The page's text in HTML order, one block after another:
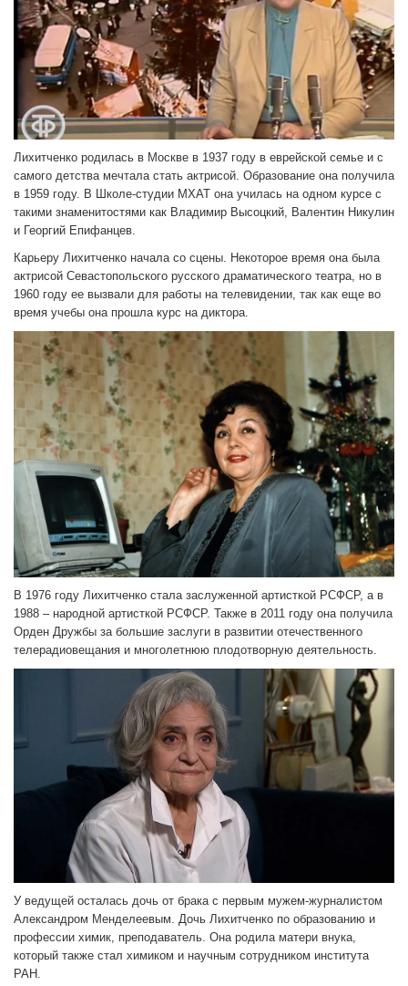
Лихитченко родилась в Москве в 1937 году в еврейской семье и с
самого детства мечтала стать актрисой. Образование она получила
в 1959 году. В Школе-студии МХАТ она училась на одном курсе с
такими знаменитостями как Владимир Высоцкий, Валентин Никулин
и Георгий Епифанцев.
Карьеру Лихитченко начала со сцены. Некоторое время она была
актрисой Севастопольского русского драматического театра, но в
1960 году ее вызвали для работы на телевидении, так как еще во
время учебы она прошла курс на диктора.
В 1976 году Лихитченко стала заслуженной артисткой РСФСР, а в
1988 – народной артисткой РСФСР. Также в 2011 году она получила
Орден Дружбы за большие заслуги в развитии отечественного
телерадиовещания и многолетнюю плодотворную деятельность.
У ведущей осталась дочь от брака с первым мужем-журналистом
Александром Менделеевым. Дочь Лихитченко по образованию и
профессии химик, преподаватель. Она родила матери внука,
который также стал химиком и научным сотрудником института
РАН.